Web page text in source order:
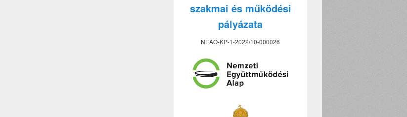
szakmai és működési
pályázata
NEAO-KP-1-2022/10-000026